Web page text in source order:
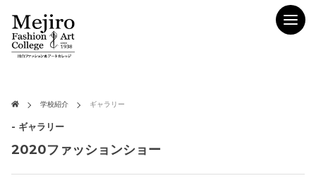
学校紹介 ギャラリー
- ギャラリー
2020ファッションショー